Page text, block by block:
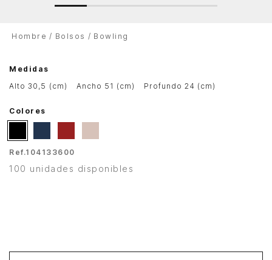
Hombre Bolsos Bowling
Medidas
alto 30,5 (cm)
ancho 51 (cm) profundo 24 (cm)
Colores
Ref.104133600
100 unidades disponibles